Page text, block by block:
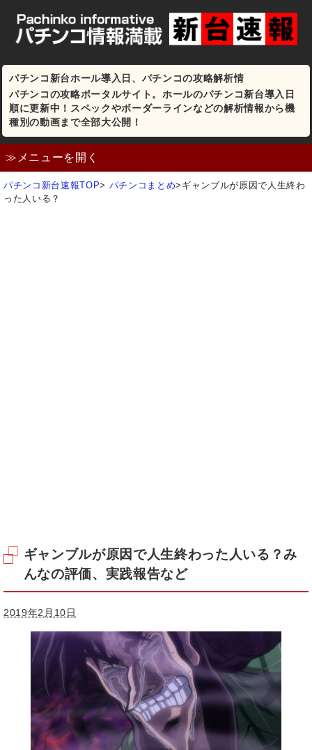
パチンコ新台ホール導入日、パチンコの攻略解析情
パチンコの攻略ポータルサイト。ホールのパチンコ新台導入日
順に更新中！スペックやボーダーラインなどの解析情報から機
種別の動画まで全部大公開！
≫メニューを開く
パチンコ新台速報TOP> パチンコまとめ> ギャンブルが原因で人生終わ
った人いる？
ギャンブルが原因で人生終わった人いる？み
んなの評価、実践報告など
2019年2月10日